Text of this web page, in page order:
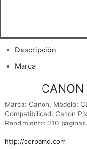
Descripción
Marca
CANON
Marca: Canon, Modelo:
Compatibilidad: Canon
Rendimiento: 210 paginas.
http://corpamd.com